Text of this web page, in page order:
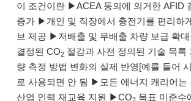
이 조건이란 ▶ACEA 동의에 의거한 AFID
증가 ▶개인 및 직장에서 충전기를 편리하
브 제공 ▶저배출 및 무배출 차량 보급 확
결정된 CO2 절감과 사전 정의된 기술 목
량 측정 방법 변화의 실제 반영[예를 들어
로 사용되면 안 됨 ▶모든 에너지 캐리어
산업 인력 재교육 지원 ▶CO
목표 미준수